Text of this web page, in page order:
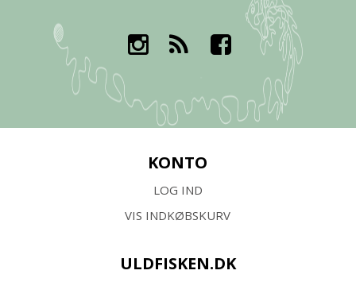
KONTO
LOG IND
VIS INDKØBSKURV
ULDFISKEN.DK